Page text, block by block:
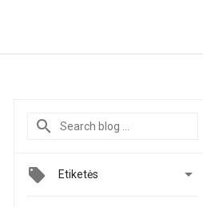
Etiketės 